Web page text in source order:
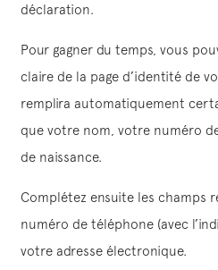
déclaration.
Pour gagner du temps, vous
claire de la page d’identité de
remplira automatiquement
que votre nom, votre numéro
de naissance.
Complétez ensuite les champs
numéro de téléphone (avec
votre adresse électronique.